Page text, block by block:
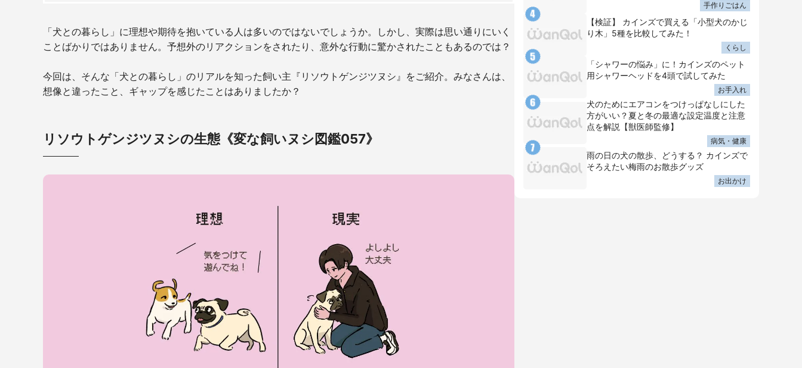
「犬との暮らし」に理想や期待を抱いている人は多いのではないでしょうか。しかし、実際は思い通りにいく
ことばかりではありません。予想外のリアクションをされたり、意外な行動に驚かされたこともあるのでは？
今回は、そんな「犬との暮らし」のリアルを知った飼い主『リソウトゲンジツヌシ』をご紹介。みなさんは、
想像と違ったこと、ギャップを感じたことはありましたか？
リソウトゲンジツヌシの生態《変な飼いヌシ図鑑057》
手作りごはん
【検証】 カインズで買える「小型犬のかじ
り木」5種を比較してみた！
くらし
「シャワーの悩み」に！カインズのペット
用シャワーヘッドを4頭で試してみた
お手入れ
犬のためにエアコンをつけっぱなしにした
方がいい？夏と冬の最適な設定温度と注意
点を解説【獣医師監修】
病気・健康
雨の日の犬の散歩、どうする？ カインズで
そろえたい梅雨のお散歩グッズ
お出かけ